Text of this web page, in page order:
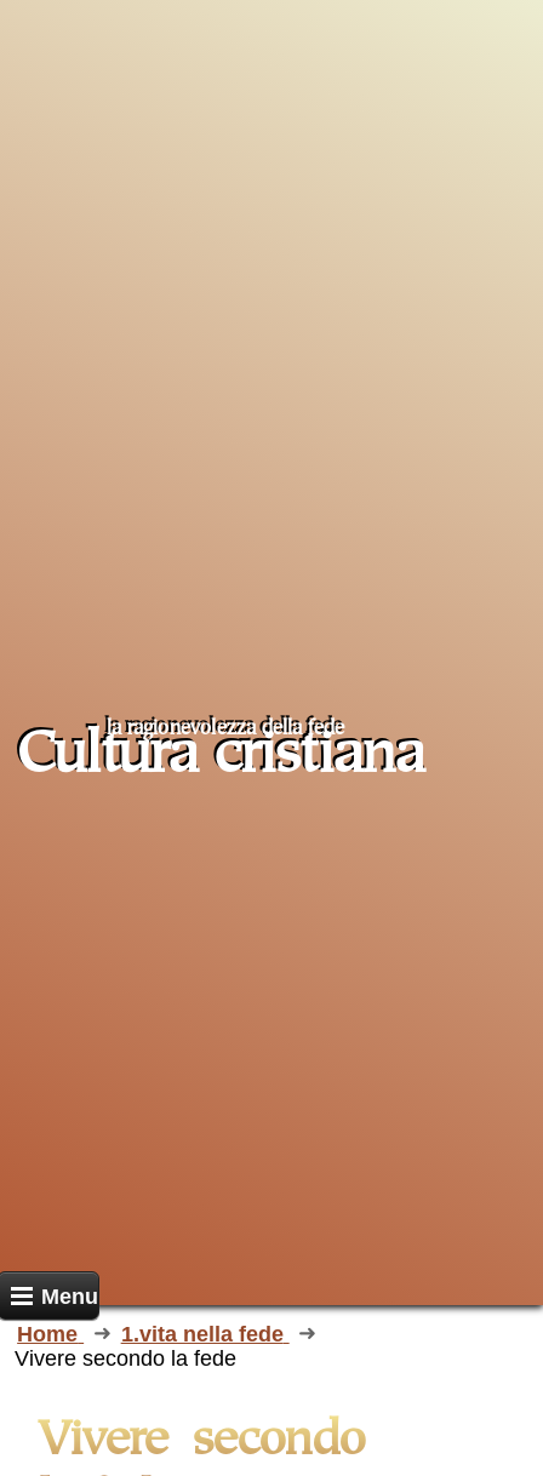
Cultura cristiana
la ragionevolezza della fede
Menu
Home
1.vita nella fede
Vivere secondo la fede
Vivere secondo